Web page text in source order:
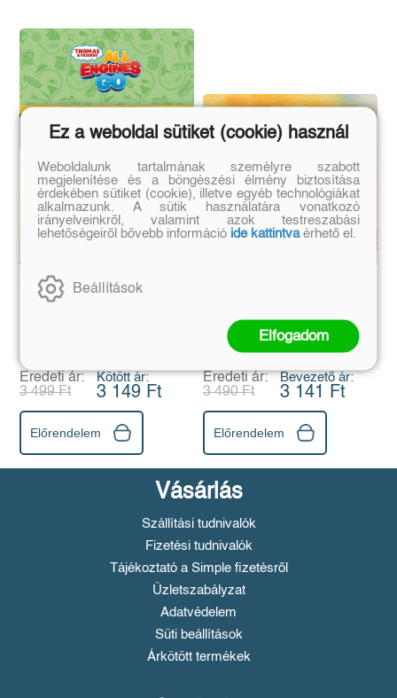
Thomas - Kismozdony-
kalandok 2. -
Eredeti ár:
3 499 Ft
Kötött ár:
3 149 Ft
Előrendelem
Sárkányfejsisak: Fújd el
a haragot!
Barcs Kriszta
Eredeti ár:
3 490 Ft
Bevezető ár:
3 141 Ft
Előrendelem
Vásárlás
Szállítási tudnivalók
Fizetési tudnivalók
Tájékoztató a Simple fizetésről
Üzletszabályzat
Adatvédelem
Süti beállítások
Árkötött termékek
Ez a weboldal sütiket (cookie) használ
Weboldalunk tartalmának személyre szabott
megjelenítése és a böngészési élmény biztosítása
érdekében sütiket (cookie), illetve egyéb technológiákat
alkalmazunk. A sütik használatára vonatkozó
irányelveinkről, valamint azok testreszabási
lehetőségeiről bővebb információ ide kattintvaérhető el.
Beállítások
Elfogadom